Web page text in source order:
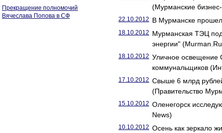
Прекращение полномочий
Вячеслава Попова в СФ
(Мурманские
22.10.2012 В Мурманске
18.10.2012 Мурманская ТЭЦ
энергии"
18.10.2012 Уличное освещение
коммунальщиков
17.10.2012 Свыше 6 млрд
(Правительство
15.10.2012 Оленегорск
News)
10.10.2012 Осень как зеркало